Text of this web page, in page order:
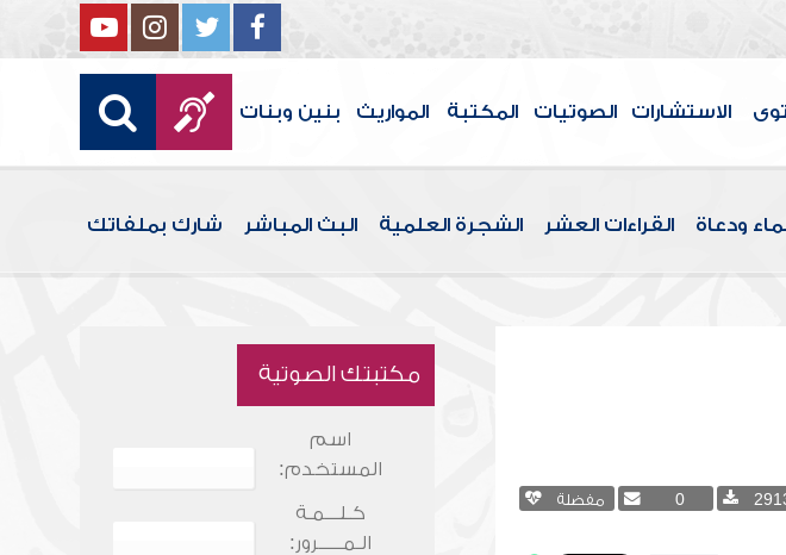
الاستشارات الصوتيات المكتبة المواريث بنين وبنات
ودعاة القراءات العشر الشجرة العلمية البث المباشر شارك بملفاتك
0 مفضلة
مكتبتك الصوتية
اسم
المستخدم:
كـلـــمـة
الـمـــــرور: